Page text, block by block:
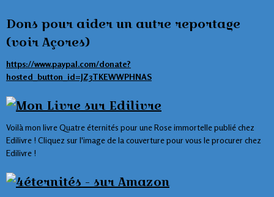
Dons pour aider un autre reportage
(voir Açores)
https://www.paypal.com/donate?
hosted_button_id=JZ3TKEWWPHNAS
Voilà mon livre Quatre éternités pour une Rose immortelle publié chez
Edilivre ! Cliquez sur l'image de la couverture pour vous le procurer chez
Edilivre !